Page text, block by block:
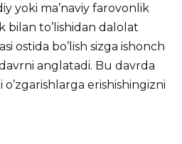
yoki ma’naviy farovonlik
bilan to’lishidan dalolat
ostida bo’lish sizga ishonch
anglatadi. Bu davrda
erishishingizni